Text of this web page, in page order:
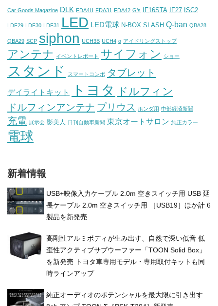
Car Goods Magazine DLK FDA4H FDA31 FDA42 G’s IF16STA IF27 ISC2
LDF29 LDF30 LDF31 LED LED電球 N-BOX SLASH Q-ban QBA28
QBA29 SCP siphon UCH3B UCH4 α アイドリングストップ
アンテナ イベントレポート サイフォン ショー
スタンド スマートコンポ タブレット
デイライトキット トヨタ ドルフィン
ドルフィンアンテナ プリウス ホンダ用 中部経済新聞
充電 展示会 影美人 日刊自動車新聞 東京オートサロン 純正カラー
電球
新着情報
USB+映像⼊⼒ケーブル 2.0m 空きスイッチ⽤ USB 延
⻑ケーブル 2.0m 空きスイッチ⽤ ［USB19］ほか計 6
製品を新発売
高剛性アルミボディが生み出す、自然で深い低音 低
歪性アクティブサブウーファー「TOON Solid Box」
を新発売 トヨタ車専用モデル・専用取付キットも同
時ラインアップ
純正オーディオのポテンシャルを最大限に引き出す